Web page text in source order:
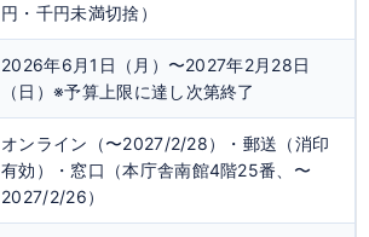
円・千円未満切捨）
2026年6月1日（月）〜2027年2月28日
（日）※予算上限に達し次第終了
オンライン（〜2027/2/28）・郵送（消印
有効）・窓口（本庁舎南館4階25番、〜
2027/2/26）